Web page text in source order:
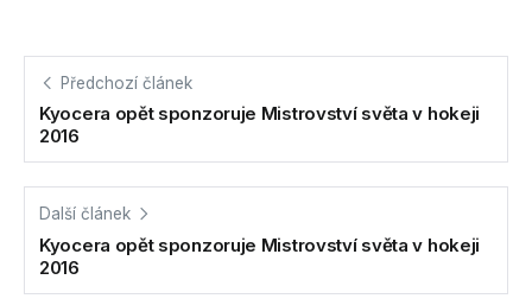
Předchozí článek
Kyocera opět sponzoruje Mistrovství světa v hokeji
2016
Další článek
Kyocera opět sponzoruje Mistrovství světa v hokeji
2016